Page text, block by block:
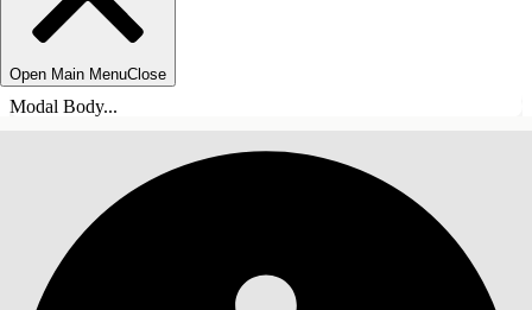
Open Main MenuClose
Modal Body...